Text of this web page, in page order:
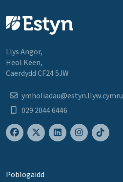
Llys Angor,
Heol Keen,
Caerdydd CF24 5JW
ymholiadau@estyn.llyw.cymru
029 2044 6446
Poblogaidd